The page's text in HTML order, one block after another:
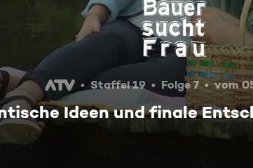
Staffel 19 Folge 7 vom
Ideen und finale